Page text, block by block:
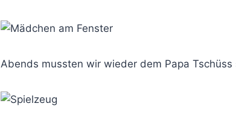
Abends mussten wir wieder dem Papa